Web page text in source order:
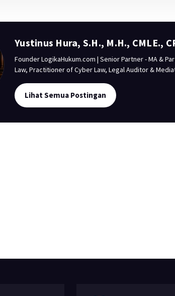
Yustinus Hura, S.H., M.H., CMLE.,
Founder LogikaHukum.com | Senior Partner - MA &
Law, Practitioner of Cyber Law, Legal Auditor &
Lihat Semua Postingan